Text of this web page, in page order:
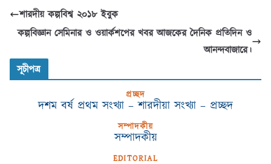
শারদীয় কল্পবিশ্ব ২০১৮ ইবুক
কল্পবিজ্ঞান সেমিনার ও ওয়ার্কশপের খবর আজকের দৈনিক প্রতিদিন ও
আনন্দবাজারে।
সূচীপত্র
প্রচ্ছদ
দশম বর্ষ প্রথম সংখ্যা – শারদীয়া সংখ্যা – প্রচ্ছদ
সম্পাদকীয়
সম্পাদকীয়
EDITORIAL